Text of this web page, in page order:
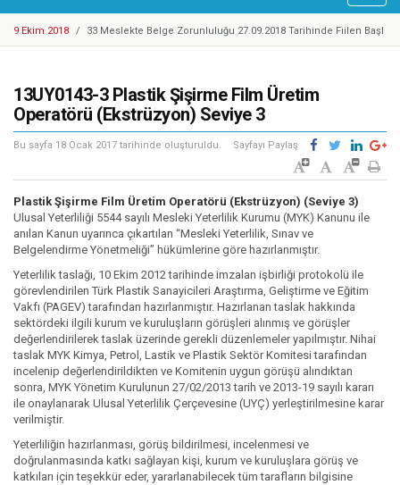
9 Ekim 2018 /
33 Meslekte Belge Zorunluluğu 27.09.2018 Tarihinde Fiilen Başl
di25 Eylül 2018 / Türkiye Yeterlilikler Çerçevesi Kurulu 17. Toplantısı Gerçekleşti
rildi
14 Mayıs 2018 /
Motosikletli Kurye Taslak Yeterliliği Hazırlandı
20 Mart 2018 / Enerji Sektöründe 1 Adet Ulusal Yeterlilik Güncellendi
Mesleki Yeterlilik Belgesi'ne Sahip Nitelikli İşgücü Sayısı 300.00
Kosgeb Genel Destek Programı Mesleki Yeterlilik Teşvikleri Ya
yınlandı
9 Mart 2018 / Metal Sektöründe Belirlenen Yeni Yeterlilikler
9 Ekim 2018
/
Europass Merkezleri Ağı 2018 Yılı Toplantısı Mesleki Yeterlilik K
13UY0143-3 Plastik Şişirme Film Üretim
Operatörü (Ekstrüzyon) Seviye 3
Bu sayfa 18 Ocak 2017 tarihinde oluşturuldu. Sayfayı Paylaş
Plastik Şişirme Film Üretim Operatörü (Ekstrüzyon) (Seviye 3)
Ulusal Yeterliliği 5544 sayılı Mesleki Yeterlilik Kurumu (MYK) Kanunu ile
anılan Kanun uyarınca çıkartılan “Mesleki Yeterlilik, Sınav ve
Belgelendirme Yönetmeliği” hükümlerine göre hazırlanmıştır.
Yeterlilik taslağı, 10 Ekim 2012 tarihinde imzalan işbirliği protokolü ile
görevlendirilen Türk Plastik Sanayicileri Araştırma, Geliştirme ve Eğitim
Vakfı (PAGEV) tarafından hazırlanmıştır. Hazırlanan taslak hakkında
sektördeki ilgili kurum ve kuruluşların görüşleri alınmış ve görüşler
değerlendirilerek taslak üzerinde gerekli düzenlemeler yapılmıştır. Nihai
taslak MYK Kimya, Petrol, Lastik ve Plastik Sektör Komitesi tarafından
incelenip değerlendirildikten ve Komitenin uygun görüşü alındıktan
sonra, MYK Yönetim Kurulunun 27/02/2013 tarih ve 2013-19 sayılı kararı
ile onaylanarak Ulusal Yeterlilik Çerçevesine (UYÇ) yerleştirilmesine karar
verilmiştir.
Yeterliliğin hazırlanması, görüş bildirilmesi, incelenmesi ve
doğrulanmasında katkı sağlayan kişi, kurum ve kuruluşlara görüş ve
katkıları için teşekkür eder, yararlanabilecek tüm tarafların bilgisine